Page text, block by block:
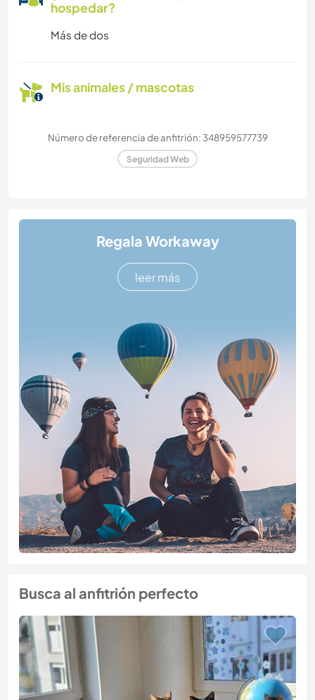
hospedar?
Más de dos
Mis animales / mascotas
Número de referencia de anfitrión: 348959577739
Seguridad Web
Regala Workaway
leer más
Busca al anfitrión perfecto